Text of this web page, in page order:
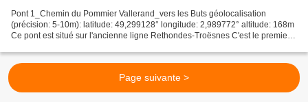
Pont 1_Chemin du Pommier Vallerand_vers les Buts géolocalisation
(précision: 5-10m): latitude: 49,299128° longitude: 2,989772° altitude: 168m
Ce pont est situé sur l'ancienne ligne Rethondes-Troësnes C'est le premier
Page suivante >